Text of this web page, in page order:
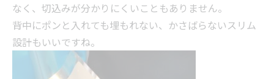
なく、切込みが分かりにくいこともありません。
背中にポンと入れても埋もれない、かさばらないスリム
設計もいいですね。